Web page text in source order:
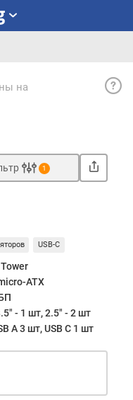
на
Mini
Tower
см
1
USB-C
ATX
- 1 шт, 2.5" - 2 шт
A 3 шт, USB C 1 шт